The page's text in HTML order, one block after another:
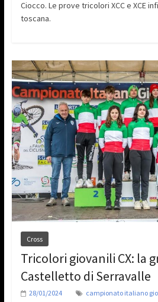
Ciocco. Le prove tricolori XCC e XCE
toscana.
Cross
Tricolori giovanili CX: la
Castelletto di Serravalle
28/01/2024 campionato italiano